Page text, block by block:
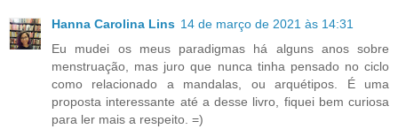
Hanna Carolina Lins 14 de março de 2021 às 14:31
Eu mudei os meus paradigmas há alguns anos sobre
menstruação, mas juro que nunca tinha pensado no ciclo
como relacionado a mandalas, ou arquétipos. É uma
proposta interessante até a desse livro, fiquei bem curiosa
para ler mais a respeito. =)